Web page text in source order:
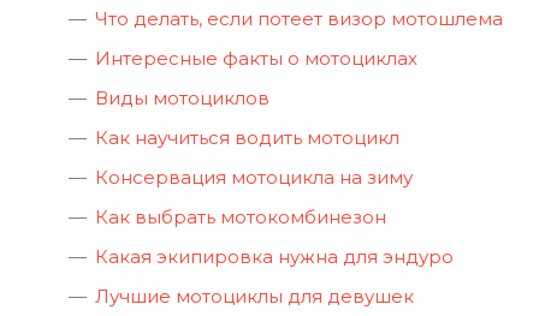
Что делать, если потеет визор мотошлема
Интересные факты о мотоциклах
Виды мотоциклов
Как научиться водить мотоцикл
Консервация мотоцикла на зиму
Как выбрать мотокомбинезон
Какая экипировка нужна для эндуро
Лучшие мотоциклы для девушек